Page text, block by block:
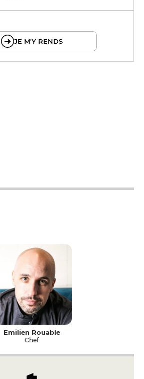
JE M'Y RENDS
Emilien Rouable
Chef